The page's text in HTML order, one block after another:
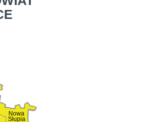
Nowa
Słupia